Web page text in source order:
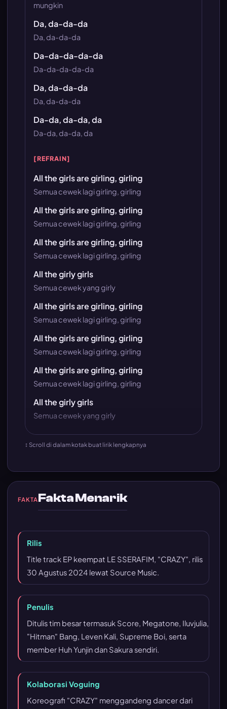
mungkin
Da, da-da-da
Da, da-da-da
Da-da-da-da-da
Da-da-da-da-da
Da, da-da-da
Da, da-da-da
Da-da, da-da, da
Da-da, da-da, da
[REFRAIN]
All the girls are girling, girling
Semua cewek lagi girling, girling
All the girls are girling, girling
Semua cewek lagi girling, girling
All the girls are girling, girling
Semua cewek lagi girling, girling
All the girly girls
Semua cewek yang girly
All the girls are girling, girling
Semua cewek lagi girling, girling
All the girls are girling, girling
Semua cewek lagi girling, girling
All the girls are girling, girling
Semua cewek lagi girling, girling
All the girly girls
Semua cewek yang girly
↕ Scroll di dalam kotak buat lirik lengkapnya
FAKTAFakta Menarik
Rilis
Title track EP keempat LE SSERAFIM, "CRAZY", rilis
30 Agustus 2024 lewat Source Music.
Penulis
Ditulis tim besar termasuk Score, Megatone, Iluvjulia,
"Hitman" Bang, Leven Kali, Supreme Boi, serta
member Huh Yunjin dan Sakura sendiri.
Kolaborasi Voguing
Koreografi "CRAZY" menggandeng dancer dari